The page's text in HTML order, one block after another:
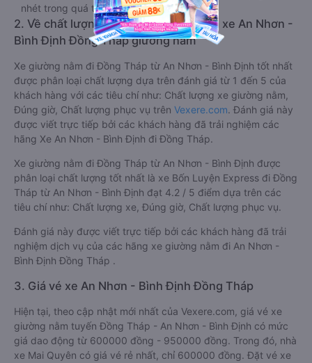
nhét trong quá trình di chuyển.
2. Về chất lượng, review, đánh giá nhà xe An Nhơn -
Bình Định Đồng Tháp giường nằm
Xe giường nằm đi Đồng Tháp từ An Nhơn - Bình Định tốt nhất
được phân loại chất lượng dựa trên đánh giá từ 1 đến 5 của
khách hàng với các tiêu chí như: Chất lượng xe giường nằm,
Đúng giờ, Chất lượng phục vụ trên Vexere.com. Đánh giá này
được viết trực tiếp bởi các khách hàng đã trải nghiệm các
hãng Xe An Nhơn - Bình Định đi Đồng Tháp.
Xe giường nằm đi Đồng Tháp từ An Nhơn - Bình Định được
phân loại chất lượng tốt nhất là xe Bốn Luyện Express đi Đồng
Tháp từ An Nhơn - Bình Định đạt 4.2 / 5 điểm dựa trên các
tiêu chí như: Chất lượng xe, Đúng giờ, Chất lượng phục vụ.
Đánh giá này được viết trực tiếp bởi các khách hàng đã trải
nghiệm dịch vụ của các hãng xe giường nằm đi An Nhơn -
Bình Định Đồng Tháp .
3. Giá vé xe An Nhơn - Bình Định Đồng Tháp
Hiện tại, theo cập nhật mới nhất của Vexere.com, giá vé xe
giường nằm tuyến Đồng Tháp - An Nhơn - Bình Định có mức
giá dao động từ 600000 đồng - 950000 đồng. Trong đó, nhà
xe Mai Quyên có giá vé rẻ nhất, chỉ 600000 đồng. Đặt vé xe